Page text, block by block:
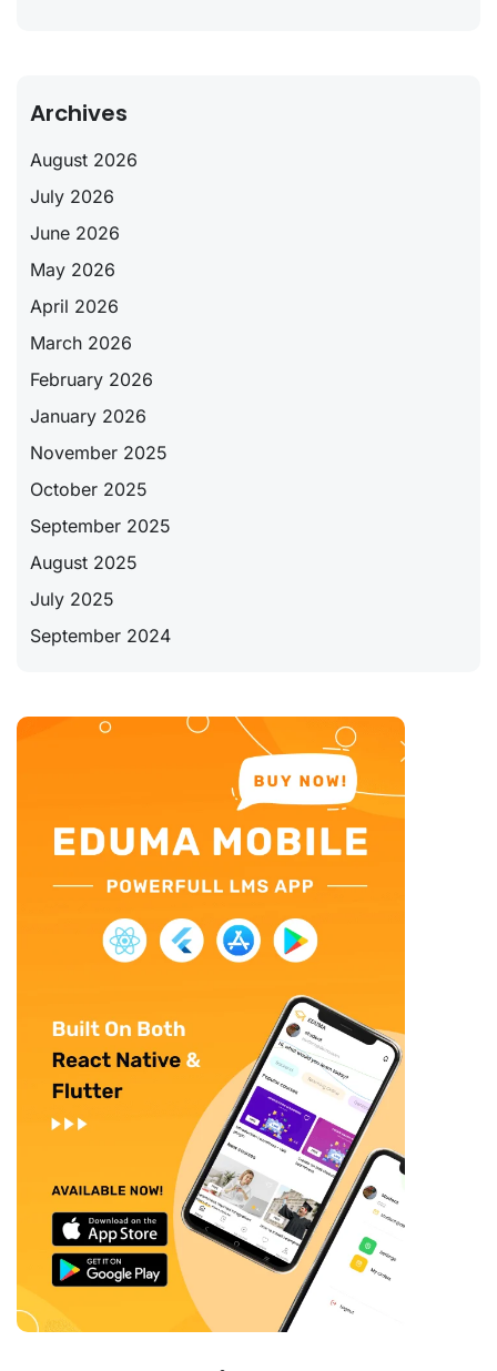
Archives
August 2026
July 2026
June 2026
May 2026
April 2026
March 2026
February 2026
January 2026
November 2025
October 2025
September 2025
August 2025
July 2025
September 2024